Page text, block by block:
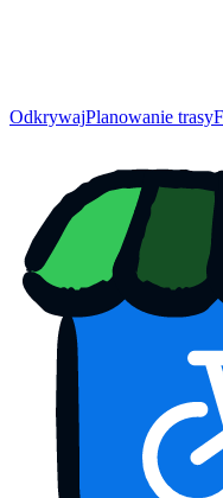
OdkrywajPlanowanie trasy